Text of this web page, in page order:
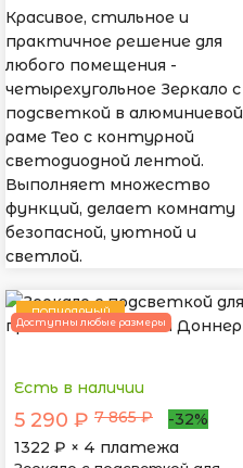
Красивое, стильное и
практичное решение для
любого помещения -
четырехугольное Зеркало с
подсветкой в алюминиевой
раме Тео с контурной
светодиодной лентой.
Выполняет множество
функций, делает комнату
безопасной, уютной и
светлой.
ПОПУЛЯРНЫЙ
Доступны любые размеры
Есть в наличии
5 290 ₽ 7 865 ₽
-32%
1322 ₽ × 4 платежа